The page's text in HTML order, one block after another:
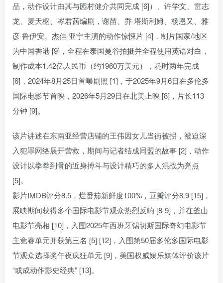
品，动作设计由其与园村健介共同完成 [6]）、许学文、雷志
龙、麦天枢、岑君茜编剧，谢苗、乔·塔斯利姆、杨恩又、雅
彦·鲁伊安、杰佳·亚宁主演的动作惊悚片 [4]，制片国家/地区
为中国香港 [9]，全程在泰国曼谷拍摄并全程使用英语对白，
制作成本1.42亿人民币（约1960万美元），耗时两年完成
[6]，2024年8月25日首曝剧照 [1]，于2025年9月6日在多伦多
国际电影节首映，2026年5月29日在北美上映 [8]，片长113
分钟 [9]。
该片讲述在东南亚经营店铺的王伟因女儿当街被拐，被迫深
入犯罪网络展开营救，期间与记者结成同盟的故事 [2]，动作
设计以拳拳到骨的近身搏斗与设计精巧的多人混战为亮点
[5]。
影片IMDB评分8.5，烂番茄新鲜度100%，豆瓣评分8.9 [15]，
展映期间获得多个国际电影节观众热烈反响 [8-9]，并在釜山
电影节亮相 [10]，入围2025年西班牙锡切斯国际奇幻电影节
主竞赛单元并获第三名 [5] [12]，入围第50届多伦多国际电影
节观众选择奖午夜疯狂单元 [9]，美国权威娱乐媒体评价该片
“或成动作影史经典” [13]。